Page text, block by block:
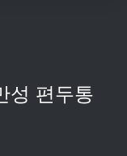
성 편두통